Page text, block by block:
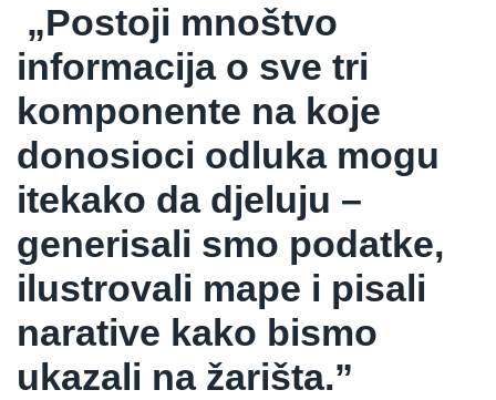
„Postoji mnoštvo
informacija o sve tri
komponente na koje
donosioci odluka mogu
itekako da djeluju –
generisali smo podatke,
ilustrovali mape i pisali
narative kako bismo
ukazali na žarišta.”